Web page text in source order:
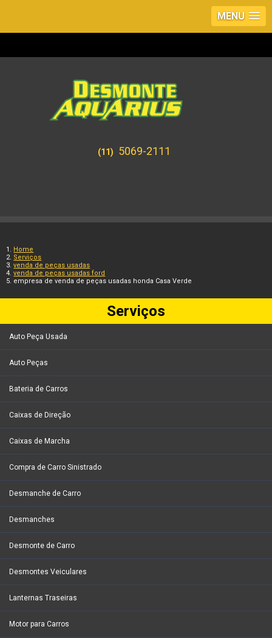
MENU
(11) 5069-2111
Home
Serviços
venda de peças usadas
venda de peças usadas ford
empresa de venda de peças usadas honda Casa Verde
Serviços
Auto Peça Usada
Auto Peças
Bateria de Carros
Caixas de Direção
Caixas de Marcha
Compra de Carro Sinistrado
Desmanche de Carro
Desmanches
Desmonte de Carro
Desmontes Veiculares
Lanternas Traseiras
Motor para Carros